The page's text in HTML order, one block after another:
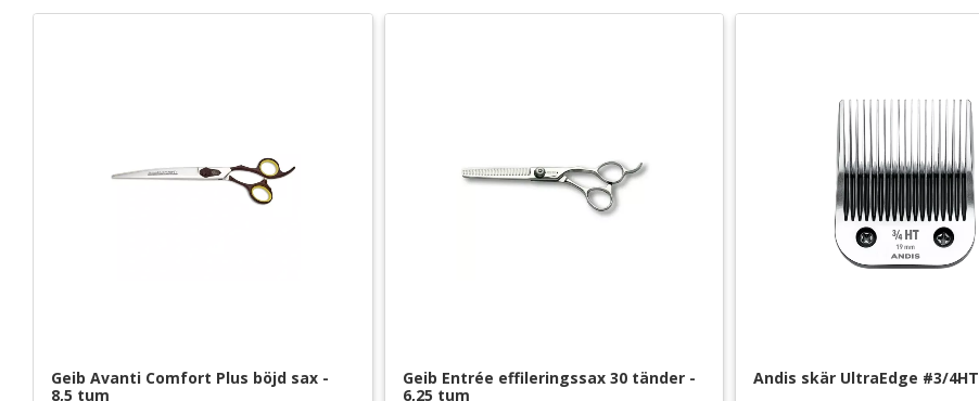
Geib Avanti Comfort Plus böjd sax -
8,5 tum
Geib Entrée effileringssax 30 tänder -
6,25 tum
Andis skär UltraEdge #3/4HT